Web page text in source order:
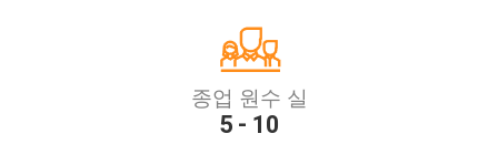
형기, etc.Mine 분쇄 관련 장비 : 진동 피더, 진동 스
크린, 세사기, etc.Metal 분쇄 장치 : 두배 샤프트
문서 분쇄기, 금속 문서 분쇄기, 금속 분쇄
기.Wood 분쇄 장치 : 목제 문서 분쇄기, 목제 슬라
이서들, 기타 등등, 나...
종업 원수 실
5 - 10